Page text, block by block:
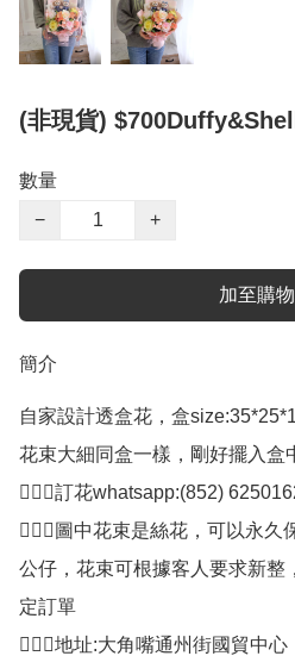
(非現貨)
數量
−
+
加至購
簡介
自家設計透盒花，盒
花束大細同盒一樣，剛好擺入盒
🙋🏻‍♀️訂花whatsapp:(852)
🙋🏻‍♀️圖中花束是絲花，可以永
公仔，花束可根據客人要求新整
定訂單
🙋🏻‍♀️地址:大角嘴通州街國貿中心